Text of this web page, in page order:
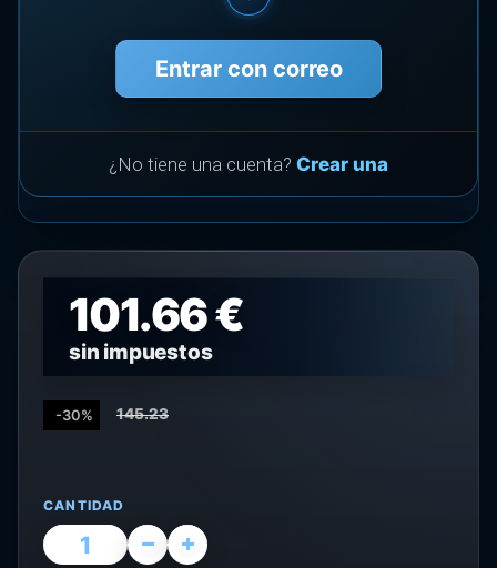
Entrar con correo
¿No tiene una cuenta? Crear una
101.66 €
sin impuestos
-30% 145.23
CANTIDAD